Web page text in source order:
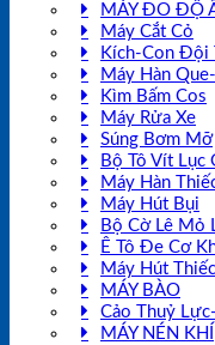
MÁY ĐO ĐỘ
Máy Cắt Cỏ
Kích-Con Đội
Máy Hàn
Kìm Bấm Cos
Máy Rửa Xe
Súng Bơm Mỡ
Bộ Tô Vít Lục
Máy Hàn
Máy Hút Bụi
Bộ Cờ Lê Mỏ
Ê Tô Đe Cơ
Máy Hút Thiếc
MÁY BÀO
Cảo Thuỷ
MÁY NÉN KHÍ